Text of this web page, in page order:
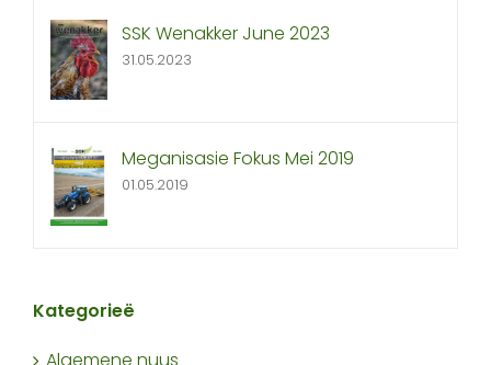
SSK Wenakker June 2023
31.05.2023
Meganisasie Fokus Mei 2019
01.05.2019
Kategorieë